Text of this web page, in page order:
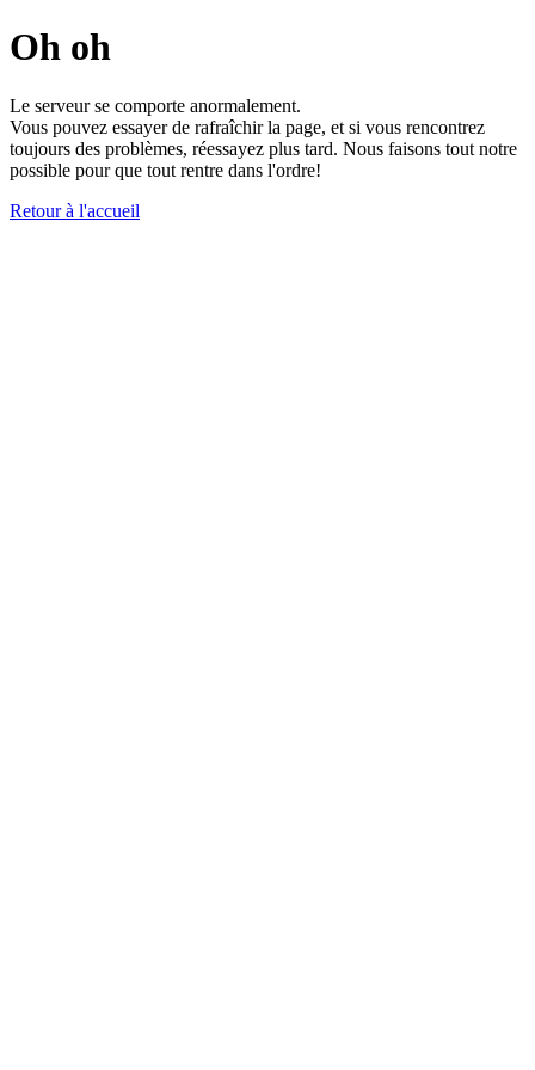
Oh oh
Le serveur se comporte anormalement.
Vous pouvez essayer de rafraîchir la page, et si vous rencontrez
toujours des problèmes, réessayez plus tard. Nous faisons tout notre
possible pour que tout rentre dans l'ordre!
Retour à l'accueil